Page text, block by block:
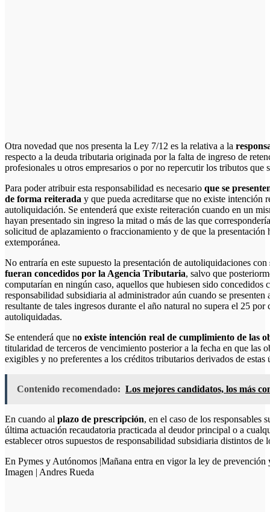
Otra novedad que nos presenta la Ley 7/12 es la relativa a la
respecto a la deuda tributaria originada por la falta de ingreso de
profesionales u otros empresarios o por no repercutir los tributos que
Para poder atribuir esta responsabilidad es necesario que se
de forma reiterada y que pueda acreditarse que no existe
autoliquidación. Se entenderá que existe reiteración cuando en un
hayan presentado sin ingreso la mitad o más de las que
solicitud de aplazamiento o fraccionamiento y de que la presentación
extemporánea.
No entraría en este supuesto la presentación de autoliquidaciones con
fueran concedidos por la Agencia Tributaria, salvo que
computarían en ningún caso, aquellos que hubiesen sido
responsabilidad subsidiaria al administrador aún cuando se
resultante de tales ingresos durante el año natural no supera el 25
autoliquidadas.
Se entenderá que no existe intención real de cumplimiento de las
titularidad de terceros de vencimiento posterior a la fecha en que las
exigibles y no preferentes a los créditos tributarios derivados de estas
Contenido recomendado: Los mejores candidatos, los más
En cuando al plazo de prescripción, en el caso de los responsables
última actuación recaudatoria practicada al deudor principal o a
establecer otros supuestos de responsabilidad subsidiaria distintos de
En Pymes y Autónomos |Mañana entra en vigor la ley de prevención
Imagen | Andres Rueda